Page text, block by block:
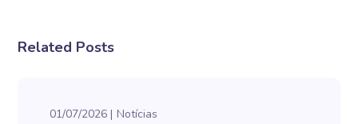
Related Posts
01/07/2026 Notícias